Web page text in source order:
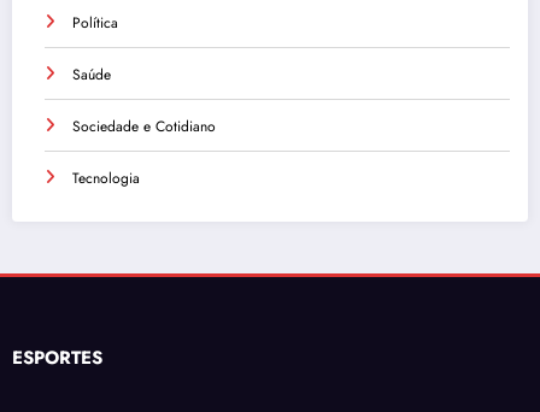
Política
Saúde
Sociedade e Cotidiano
Tecnologia
ESPORTES